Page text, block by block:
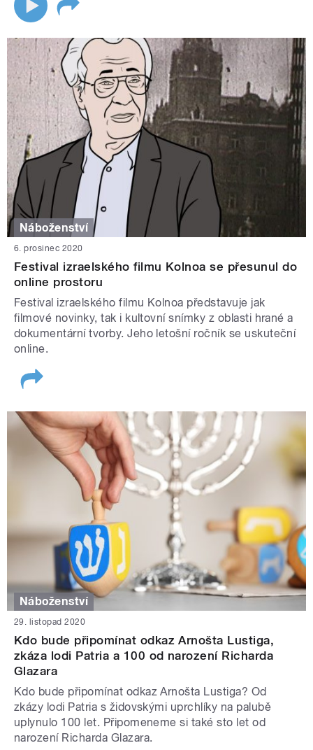
Náboženství
6. prosinec 2020
Festival izraelského filmu Kolnoa se přesunul do
online prostoru
Festival izraelského filmu Kolnoa představuje jak
filmové novinky, tak i kultovní snímky z oblasti hrané a
dokumentární tvorby. Jeho letošní ročník se uskuteční
online.
Náboženství
29. listopad 2020
Kdo bude připomínat odkaz Arnošta Lustiga,
zkáza lodi Patria a 100 od narození Richarda
Glazara
Kdo bude připomínat odkaz Arnošta Lustiga? Od
zkázy lodi Patria s židovskými uprchlíky na palubě
uplynulo 100 let. Připomeneme si také sto let od
narození Richarda Glazara.